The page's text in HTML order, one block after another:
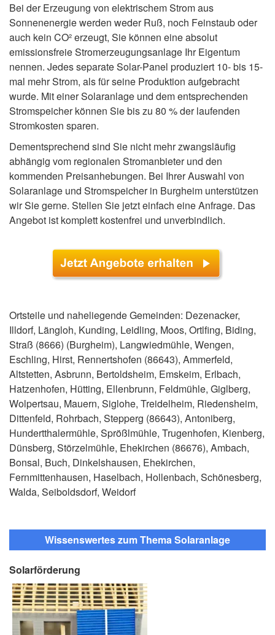
Bei der Erzeugung von elektrischem Strom aus
Sonnenenergie werden weder Ruß, noch Feinstaub oder
auch kein CO² erzeugt, Sie können eine absolut
emissionsfreie Stromerzeugungsanlage Ihr Eigentum
nennen. Jedes separate Solar-Panel produziert 10- bis 15-
mal mehr Strom, als für seine Produktion aufgebracht
wurde. Mit einer Solaranlage und dem entsprechenden
Stromspeicher können Sie bis zu 80 % der laufenden
Stromkosten sparen.
Dementsprechend sind Sie nicht mehr zwangsläufig
abhängig vom regionalen Stromanbieter und den
kommenden Preisanhebungen. Bei Ihrer Auswahl von
Solaranlage und Stromspeicher in Burgheim unterstützen
wir Sie gerne. Stellen Sie jetzt einfach eine Anfrage. Das
Angebot ist komplett kostenfrei und unverbindlich.
Ortsteile und naheliegende Gemeinden: Dezenacker,
Illdorf, Längloh, Kunding, Leidling, Moos, Ortlfing, Biding,
Straß (8666) (Burgheim), Langwiedmühle, Wengen,
Eschling, Hirst, Rennertshofen (86643), Ammerfeld,
Altstetten, Asbrunn, Bertoldsheim, Emskeim, Erlbach,
Hatzenhofen, Hütting, Ellenbrunn, Feldmühle, Giglberg,
Wolpertsau, Mauern, Siglohe, Treidelheim, Riedensheim,
Dittenfeld, Rohrbach, Stepperg (86643), Antoniberg,
Hundertthalermühle, Sprößlmühle, Trugenhofen, Kienberg,
Dünsberg, Störzelmühle, Ehekirchen (86676), Ambach,
Bonsal, Buch, Dinkelshausen, Ehekirchen,
Fernmittenhausen, Haselbach, Hollenbach, Schönesberg,
Walda, Seiboldsdorf, Weidorf
Wissenswertes zum Thema Solaranlage
Solarförderung